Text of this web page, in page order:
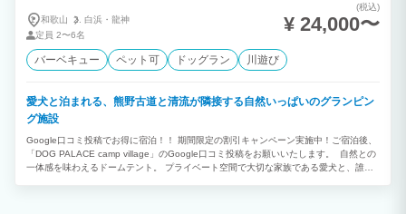
和歌山 白浜・ 龍神
定員 2〜6名
(税込)
¥ 24,000〜
バーベキュー ペット可 ドッグラン 川遊び
愛犬と泊まれる、熊野古道と清流が隣接する自然いっぱいのグランピン
グ施設
Google口コミ投稿でお得に宿泊！！ 期間限定の割引キャンペーン実施中！ご宿泊後、
「DOG PALACE camp village」のGoogle口コミ投稿をお願いいたします。 自然との
一体感を味わえるドームテント。 プライベート空間で大切な家族である愛犬と、誰に